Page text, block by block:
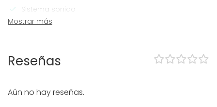
Sistema sonido
Proyector / Pantalla
Calefacción
Impresora
Mostrar más
Reseñas
Aún no hay reseñas.